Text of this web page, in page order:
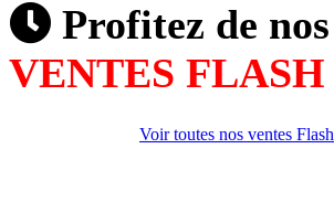
Profitez de nos
VENTES FLASH
Voir toutes nos ventes Flash